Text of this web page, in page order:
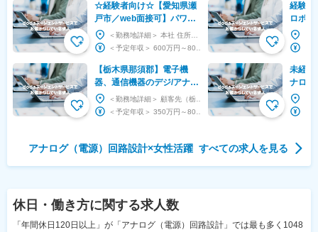
☆経験者向け☆【愛知県瀬
戸市／web面接可】パワー
エレクトロニクス製品のハ
ード設計開発職
【栃木県那須郡】電子機
器、通信機器のデジ/アナ設
計◆大手メーカーと多数取
引あり
経験者
ロボ
計及
上場G
未経験
ナロ
手メ
アナログ（電源）回路設計×女性活躍 すべての求人を見る
休日・働き方に関する求人数
「年間休日120日以上」が「アナログ（電源）回路設計」では最も多く1048